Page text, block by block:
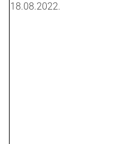
18.08.2022.